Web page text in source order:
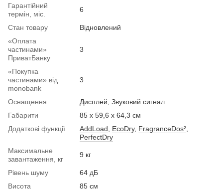
Гарантійний
термін, міс.
6
Стан товару
Вiдновлений
«Оплата
частинами»
ПриватБанку
3
«Покупка
частинами» від
monobank
3
Оснащення
Дисплей, Звуковий сигнал
Габарити
85 х 59,6 х 64,3 см
Додаткові функції
AddLoad EcoDry, FragranceDos²
PerfectDry
Максимальне
завантаження, кг
9 кг
Рівень шуму
64 дБ
Висота
85 см